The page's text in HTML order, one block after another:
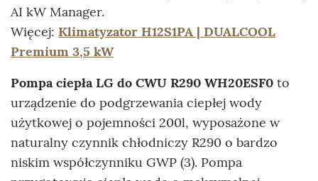
AI kW Manager.
Więcej: Klimatyzator H12S1PA | DUALCOOL
Premium 3,5 kW
Pompa ciepła LG do CWU R290 WH20ESF0 to
urządzenie do podgrzewania ciepłej wody
użytkowej o pojemności 200l, wyposażone w
naturalny czynnik chłodniczy R290 o bardzo
niskim współczynniku GWP (3). Pompa